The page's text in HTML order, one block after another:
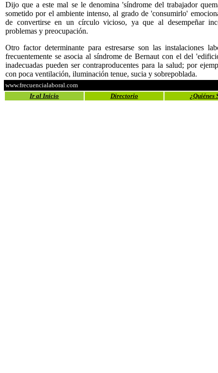
Dijo que a este mal se le denomina 'síndrome del trabajador
sometido por el ambiente intenso, al grado de 'consumirlo'
de convertirse en un círculo vicioso, ya que al desempeñar
problemas y preocupación.
Otro factor determinante para estresarse son las instalaciones
frecuentemente se asocia al síndrome de Bernaut con el del
inadecuadas pueden ser contraproducentes para la salud; por
con poca ventilación, iluminación tenue, sucia y sobrepoblada.
www.frecuencialaboral.com
Ir al Inicio
Directorio ¿Quiénes